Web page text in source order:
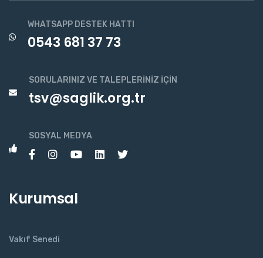
WHATSAPP DESTEK HATTI
0543 681 37 73
SORULARINIZ VE TALEPLERINIZ İÇIN
tsv@saglik.org.tr
SOSYAL MEDYA
Kurumsal
Vakıf Senedi